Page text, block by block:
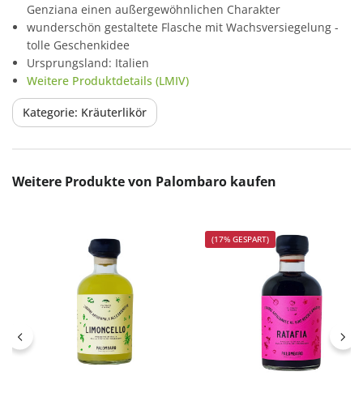
Genziana einen außergewöhnlichen Charakter
wunderschön gestaltete Flasche mit Wachsversiegelung -
tolle Geschenkidee
Ursprungsland: Italien
Weitere Produktdetails (LMIV)
Kategorie: Kräuterlikör
Produktgalerie überspringen
Weitere Produkte von Palombaro kaufen
(17% GESPART)